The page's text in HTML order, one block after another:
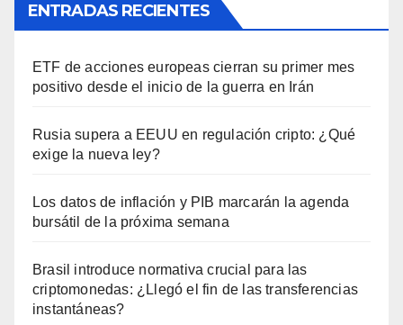
ENTRADAS RECIENTES
ETF de acciones europeas cierran su primer mes
positivo desde el inicio de la guerra en Irán
Rusia supera a EEUU en regulación cripto: ¿Qué
exige la nueva ley?
Los datos de inflación y PIB marcarán la agenda
bursátil de la próxima semana
Brasil introduce normativa crucial para las
criptomonedas: ¿Llegó el fin de las transferencias
instantáneas?